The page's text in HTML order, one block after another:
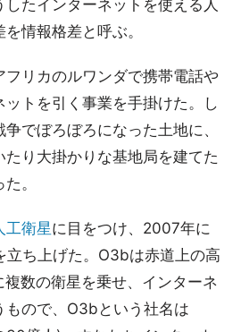
たインターネットを使える人
情報格差と呼ぶ。
フリカのルワンダで携帯電話や
トを引く事業を手掛けた。し
でぼろぼろになった土地に、
り大掛かりな基地局を建てた
。
工衛星に目をつけ、2007年に
立ち上げた。O3bは赤道上の高
数の衛星を乗せ、インターネ
もので、O3bという社名は